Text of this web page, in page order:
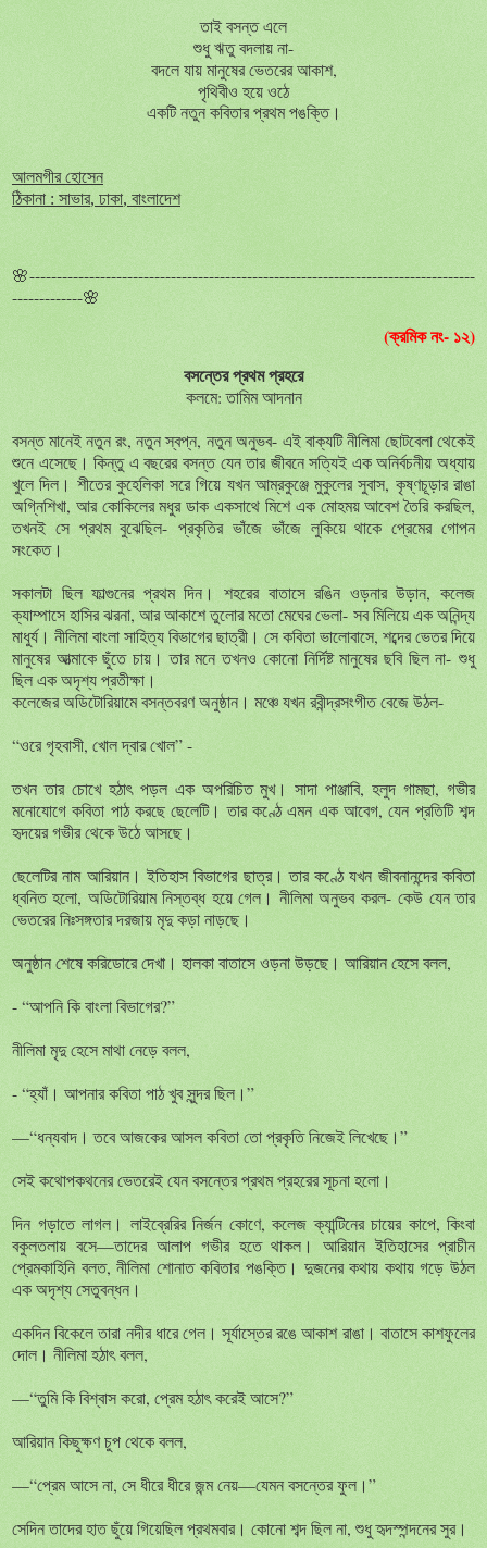
তাই বসন্ত এলে
শুধু ঋতু বদলায় না-
বদলে যায় মানুষের ভেতরের আকাশ,
পৃথিবীও হয়ে ওঠে
একটি নতুন কবিতার প্রথম পঙক্তি।
আলমগীরহোসেন
ঠিকানা : সাভার, ঢাকা, বাংলাদেশ
🌸----------------------------------------------------------------------------------
-------------🌸
(ক্রমিক নং- ১২)
বসন্তের প্রথম প্রহরে
কলমে: তামিম আদনান
বসন্ত মানেই নতুন রং, নতুন স্বপ্ন, নতুন অনুভব- এই বাক্যটি নীলিমা ছোটবেলা থেকেই
শুনে এসেছে। কিন্তু এ বছরের বসন্ত যেন তার জীবনে সত্যিই এক অনির্বচনীয় অধ্যায়
খুলে দিল। শীতের কুহেলিকা সরে গিয়ে যখন আম্রকুঞ্জে মুকুলের সুবাস, কৃষ্ণচূড়ার রাঙা
অগ্নিশিখা, আর কোকিলের মধুর ডাক একসাথে মিশে এক মোহময় আবেশ তৈরি করছিল,
তখনই সে প্রথম বুঝেছিল-প্রকৃতির ভাঁজে ভাঁজে লুকিয়ে থাকে প্রেমের গোপন
সংকেত।
সকালটা ছিল ফাল্গুনের প্রথম দিন। শহরের বাতাসে রঙিন ওড়নার উড়ান, কলেজ
ক্যাম্পাসে হাসির ঝরনা, আর আকাশে তুলোর মতো মেঘের ভেলা- সব মিলিয়ে এক অনিন্দ্য
মাধুর্য। নীলিমা বাংলা সাহিত্য বিভাগের ছাত্রী। সে কবিতা ভালোবাসে, শব্দের ভেতর দিয়ে
মানুষের আত্মাকে ছুঁতে চায়। তার মনে তখনও কোনো নির্দিষ্ট মানুষের ছবি ছিল না-শুধু
ছিল এক অদৃশ্য প্রতীক্ষা।
কলেজের অডিটোরিয়ামে বসন্তবরণ অনুষ্ঠান। মঞ্চে যখন রবীন্দ্রসংগীত বেজে উঠল-
“ওরে গৃহবাসী, খোল দ্বার খোল” -
তখন তার চোখে হঠাৎ পড়ল এক অপরিচিত মুখ। সাদা পাঞ্জাবি, হলুদ গামছা, গভীর
মনোযোগে কবিতা পাঠ করছে ছেলেটি। তার কণ্ঠে এমন এক আবেগ, যেন প্রতিটি শব্দ
হৃদয়ের গভীর থেকে উঠে আসছে।
ছেলেটির নাম আরিয়ান। ইতিহাস বিভাগের ছাত্র। তার কণ্ঠে যখন জীবনানন্দের কবিতা
ধ্বনিত হলো, অডিটোরিয়াম নিস্তব্ধ হয়ে গেল। নীলিমা অনুভব করল-কেউ যেন তার
ভেতরের নিঃসঙ্গতার দরজায় মৃদু কড়া নাড়ছে।
অনুষ্ঠান শেষে করিডোরে দেখা। হালকা বাতাসে ওড়না উড়ছে। আরিয়ান হেসে বলল,
- “আপনি কি বাংলা বিভাগের?”
নীলিমা মৃদু হেসে মাথা নেড়ে বলল,
- “হ্যাঁ। আপনার কবিতা পাঠ খুব সুন্দর ছিল।”
—“ধন্যবাদ। তবে আজকের আসল কবিতা তো প্রকৃতি নিজেই লিখেছে।”
সেই কথোপকথনের ভেতরেই যেন বসন্তের প্রথম প্রহরের সূচনা হলো।
দিন গড়াতে লাগল। লাইব্রেরির নির্জন কোণে, কলেজ ক্যান্টিনের চায়ের কাপে, কিংবা
বকুলতলায় বসে—তাদের আলাপ গভীর হতে থাকল। আরিয়ান ইতিহাসের প্রাচীন
প্রেমকাহিনি বলত, নীলিমা শোনাত কবিতার পঙক্তি। দুজনের কথায় কথায় গড়ে উঠল
এক অদৃশ্য সেতুবন্ধন।
একদিন বিকেলে তারা নদীর ধারে গেল। সূর্যাস্তের রঙে আকাশ রাঙা। বাতাসে কাশফুলের
দোল। নীলিমা হঠাৎ বলল,
—“তুমি কি বিশ্বাস করো, প্রেম হঠাৎ করেই আসে?”
আরিয়ান কিছুক্ষণ চুপ থেকে বলল,
—“প্রেম আসে না, সে ধীরে ধীরে জন্ম নেয়—যেমন বসন্তের ফুল।”
সেদিন তাদের হাত ছুঁয়ে গিয়েছিল প্রথমবার। কোনো শব্দ ছিল না, শুধু হৃদস্পন্দনের সুর।